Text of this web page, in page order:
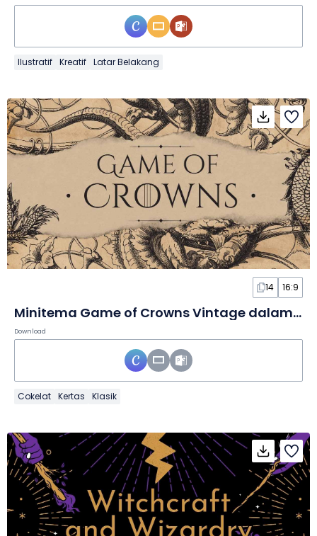
Ilustratif Kreatif Latar Belakang
14 16:9
Minitema Game of Crowns Vintage dalam Slide
Download
Cokelat Kertas Klasik